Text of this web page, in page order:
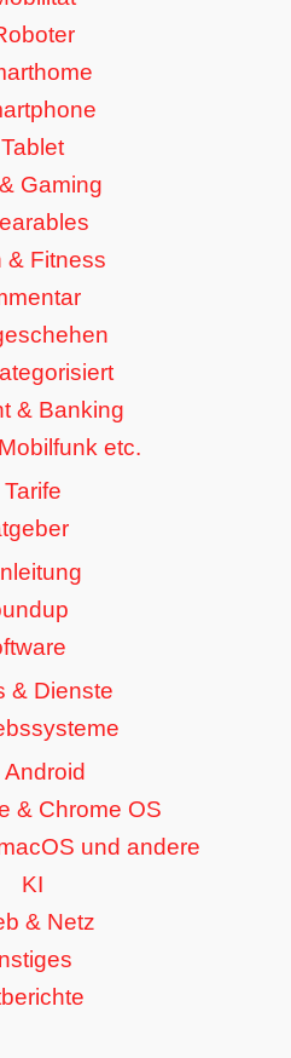
Tablet
Gaming
& Fitness
& Banking
etc.
Tarife
& Dienste
Android
& Chrome OS
und andere
KI
& Netz